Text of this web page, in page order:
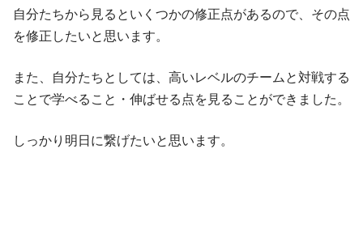
自分たちから見るといくつかの修正点があるので、その点
を修正したいと思います。
また、自分たちとしては、高いレベルのチームと対戦する
ことで学べること・伸ばせる点を見ることができました。
しっかり明日に繋げたいと思います。